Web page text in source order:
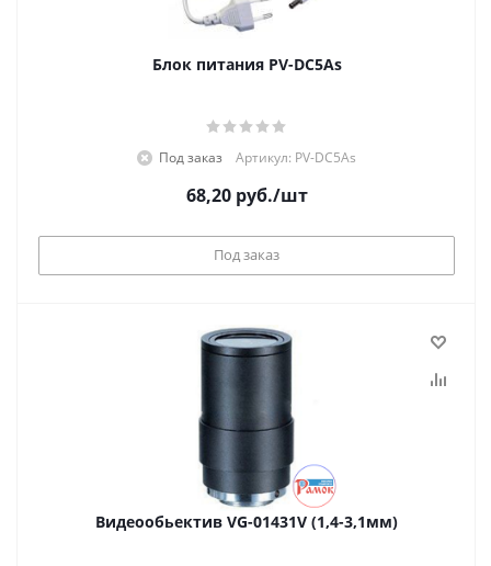
Блок питания PV-DC5As
Под заказ Артикул: PV-DC5As
68,20руб./шт
Под заказ
Видеообьектив VG-01431V (1,4-3,1мм)